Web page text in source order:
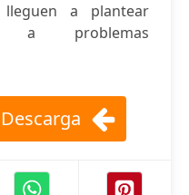
a plantear
a problemas